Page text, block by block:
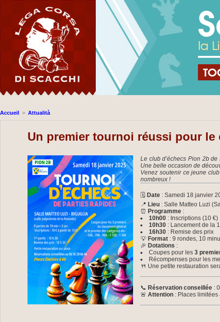
Accueil > Attualità
Un premier tournoi réussi pour
Le club d’échecs Pion 2b
Une belle occasion de
Venez soutenir ce jeune
nombreux !
🗓 Date : Samedi 18 janvier
📍 Lieu : Salle Matteo Luzi
⏰ Programme :
10h00 : Inscriptions (10 €)
10h30 : Lancement de la
16h30 : Remise des prix
💡 Format : 9 rondes, 10
🎉 Dotations :
Coupes pour les3
Récompenses pour les
🍴 Une petite restauration
📞 Réservation conseillée :
🚨Attention : Places